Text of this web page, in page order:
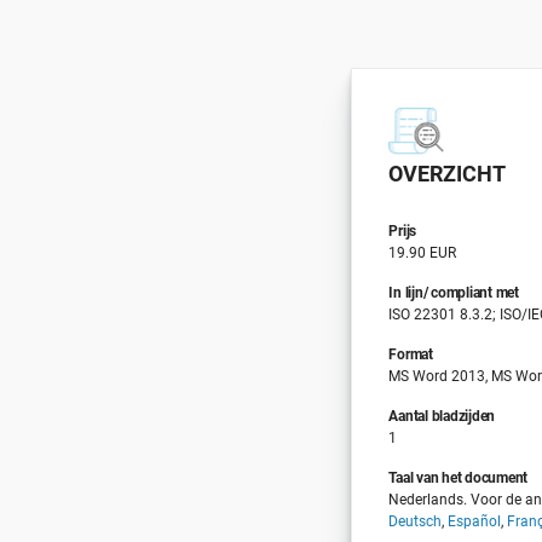
OVERZICHT
Prijs
19.90 EUR
In lijn/ compliant met
ISO 22301 8.3.2; ISO/
Format
MS Word 2013, MS
Aantal bladzijden
1
Taal van het document
Nederlands. Voor de
Deutsch, Español,